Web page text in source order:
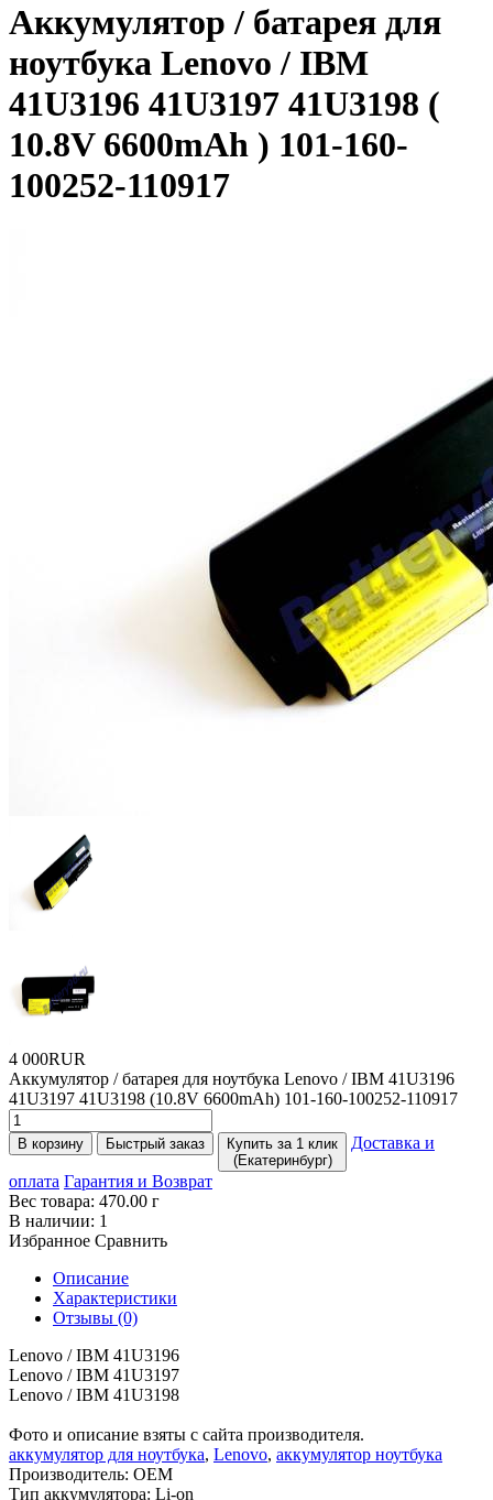
Аккумулятор / батарея для
ноутбука Lenovo / IBM
41U3196 41U3197 41U3198 (
10.8V 6600mAh ) 101-160-
100252-110917
4 000RUR
Аккумулятор / батарея для ноутбука Lenovo / IBM 41U3196
41U3197 41U3198 (10.8V 6600mAh) 101-160-100252-110917
В корзину Быстрый заказ
Купить за 1 клик
(Екатеринбург)
Доставка и
оплата Гарантия и Возврат
Вес товара: 470.00 г
В наличии: 1
Избранное Сравнить
Описание
Характеристики
Отзывы (0)
Lenovo / IBM 41U3196
Lenovo / IBM 41U3197
Lenovo / IBM 41U3198
Фото и описание взяты с сайта производителя.
аккумулятор для ноутбука, Lenovo, аккумулятор ноутбука
Производитель: OEM
Тип аккумулятора: Li-on